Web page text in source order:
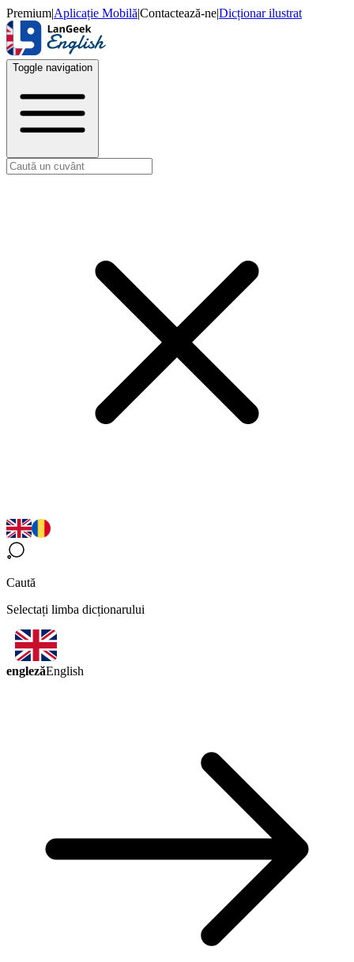
Premium|Aplicație Mobilă|Contactează-ne|Dicționar ilustrat
Toggle navigation
Caută
Selectați limba dicționarului
englezăEnglish